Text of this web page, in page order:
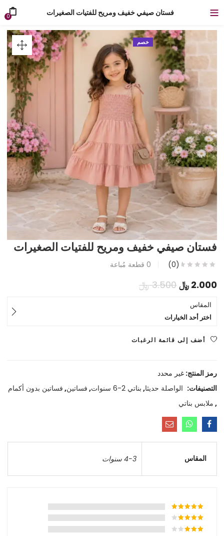
فستان صيفي خفيف ومريح للفتيات الصغيرات 0
خصم
فستان صيفي خفيف ومريح للفتيات الصغيرات
(0)
0 قطعة مُباعة
2.000 ﷼السعر
هو:
2.000 ﷼.
3.500 ﷼السعر
3.500 ﷼.
المقاس
اختر أحد الخيارات
أضف إلى قائمة الرغبات
رمز المنتج:غير محدد
التصنيفات: الواصلة حديثا, بناتي 2-6 سنوات , فساتين, فساتين بدون أكمام
, ملابس بناتي
المقاس 4-3 سنوات